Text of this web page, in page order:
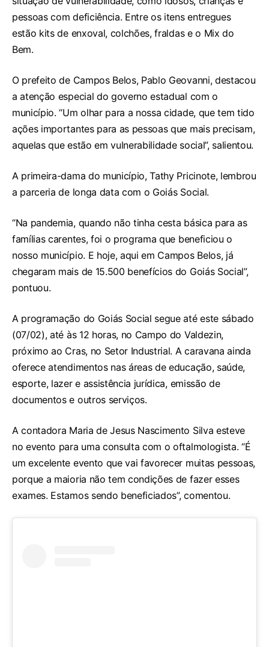
pessoas com deficiência. Entre os itens entregues
estão kits de enxoval, colchões, fraldas e o Mix do
Bem.
O prefeito de Campos Belos, Pablo Geovanni, destacou
a atenção especial do governo estadual com o
município. “Um olhar para a nossa cidade, que tem tido
ações importantes para as pessoas que mais precisam,
aquelas que estão em vulnerabilidade social”, salientou.
A primeira-dama do município, Tathy Pricinote, lembrou
a parceria de longa data com o Goiás Social.
“Na pandemia, quando não tinha cesta básica para as
famílias carentes, foi o programa que beneficiou o
nosso município. E hoje, aqui em Campos Belos, já
chegaram mais de 15.500 benefícios do Goiás Social”,
pontuou.
A programação do Goiás Social segue até este sábado
(07/02), até às 12 horas, no Campo do Valdezin,
próximo ao Cras, no Setor Industrial. A caravana ainda
oferece atendimentos nas áreas de educação, saúde,
esporte, lazer e assistência jurídica, emissão de
documentos e outros serviços.
A contadora Maria de Jesus Nascimento Silva esteve
no evento para uma consulta com o oftalmologista. “É
um excelente evento que vai favorecer muitas pessoas,
porque a maioria não tem condições de fazer esses
exames. Estamos sendo beneficiados”, comentou.